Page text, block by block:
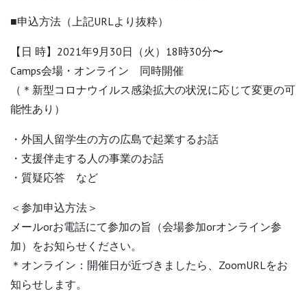
■申込方法（上記URLより抜粋）
【日 時】2021年9月30日（火）18時30分〜
Camps会場・オンライン 同時開催
（＊新型コロナウイルス感染拡大の状況に応じて変更の可
能性あり）
・外国人留学生の方の広島で起業するお話
・支援伴走する人の事業のお話
・質疑応答 など
＜参加申込方法＞
メールorお電話にて参加の旨（会場参加orオンライン参
加）をお知らせください。
＊オンライン：開催日が近づきましたら、ZoomURLをお
知らせします。